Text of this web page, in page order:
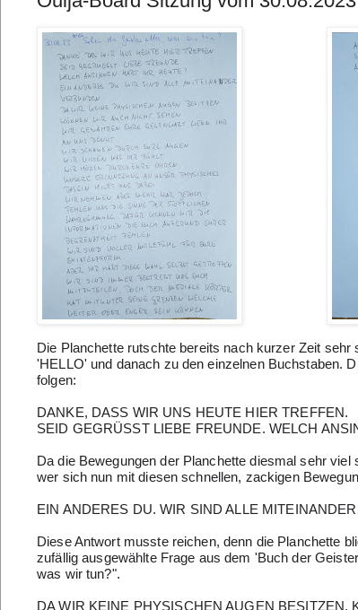
Die Planchette rutschte bereits nach kurzer Zeit
'HELLO' und danach zu den einzelnen Buchstaben.
folgen:
DANKE, DASS WIR UNS HEUTE HIER TREFFEN.
SEID GEGRÜSST LIEBE FREUNDE. WELCH
Da die Bewegungen der Planchette diesmal sehr
wer sich nun mit diesen schnellen, zackigen
EIN ANDERES DU. WIR SIND ALLE
Diese Antwort musste reichen, denn die Planchette
zufällig ausgewählte Frage aus dem 'Buch der
was wir tun?".
DA WIR KEINE PHYSISCHEN AUGEN BESITZEN,